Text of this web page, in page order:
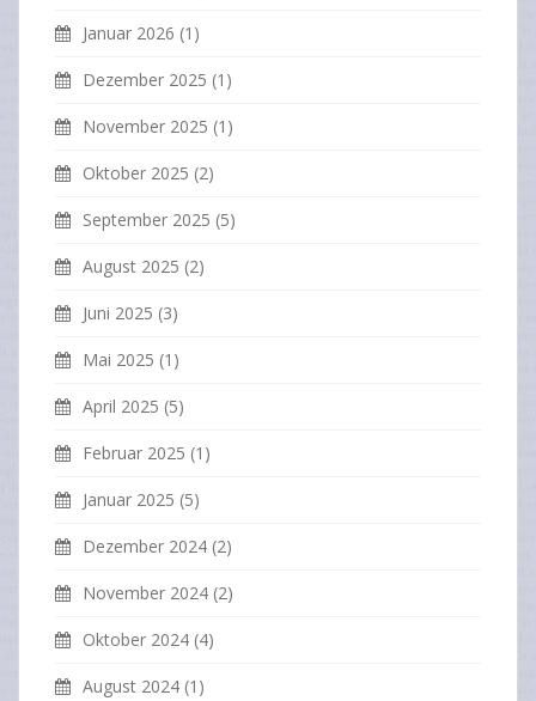
Januar 2026 (1)
Dezember 2025 (1)
November 2025 (1)
Oktober 2025 (2)
September 2025 (5)
August 2025 (2)
Juni 2025 (3)
Mai 2025 (1)
April 2025 (5)
Februar 2025 (1)
Januar 2025 (5)
Dezember 2024 (2)
November 2024 (2)
Oktober 2024 (4)
August 2024 (1)